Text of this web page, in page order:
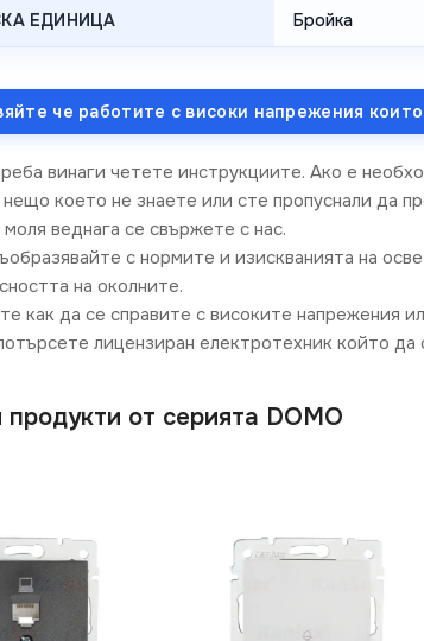
ЕДИНИЦА Бройка
че работите с високи напрежения
винаги четете инструкциите. Ако е
което не знаете или сте пропуснали да
веднага се свържете с нас.
с нормите и изискванията на
на околните.
как да се справите с високите напрежения
лицензиран електротехник който
от серията DOMO